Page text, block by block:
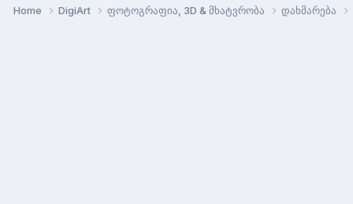
Home DigiArt ფოტოგრაფია, 3D & მხატვრობა დახმარება